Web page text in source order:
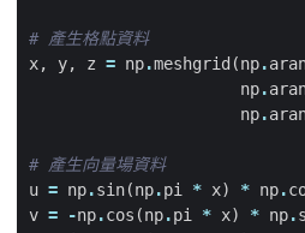
# 產生格點資料
x, y, z = np.meshgrid (np.
np.
np.
# 產生向量場資料
u = np.sin(np.pi * x) * np.
v = -np.cos (np.pi * x) * np.